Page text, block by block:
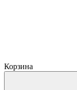
Корзина